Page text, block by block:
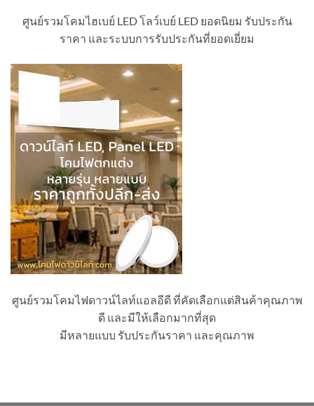
ศูนย์รวมโคมไฮเบย์ LED โลว์เบย์ LED ยอดนิยม รับประกัน
ราคา และระบบการรับประกันที่ยอดเยี่ยม
ศูนย์รวมโคมไฟดาวน์ไลท์แอลอีดี ที่คัดเลือกแต่สินค้าคุณภาพ
ดี และมีให้เลือกมากที่สุด
มีหลายแบบ รับประกันราคา และคุณภาพ